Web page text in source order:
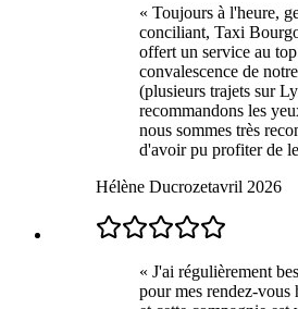
« Toujours à l'heure,
conciliant, Taxi
offert un service au
convalescence de
(plusieurs trajets sur
recommandons les
nous sommes très
d'avoir pu profiter de
Hélène Ducrozetavril 2026
« J'ai régulièrement
pour mes rendez-vous